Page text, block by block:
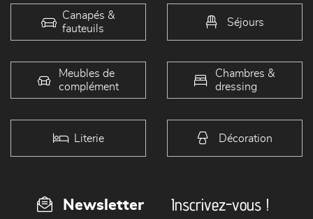
Canapés &
fauteuils
Séjours
Meubles de
complément
Chambres &
dressing
Literie Décoration
Newsletter Inscrivez-vous !